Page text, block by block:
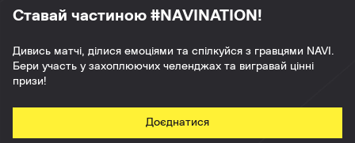
Ставай частиною #NAVINATION!
Дивись матчі, ділися емоціями та спілкуйся з гравцями NAVI.
Бери участь у захоплюючих челенджах та вигравай цінні
призи!
Доєднатися